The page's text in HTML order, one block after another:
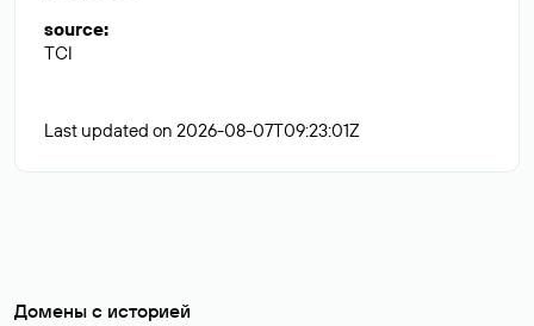
source:
TCI
Last updated on 2026-08-07T09:23:01Z
Домены с историей